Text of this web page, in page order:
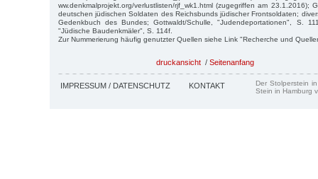
ww.denkmalprojekt.org/verlustlisten/rjf_wk1.html (zugegriffen am 23.1.2016);
deutschen jüdischen Soldaten des Reichsbunds jüdischer Frontsoldaten;
Gedenkbuch des Bundes; Gottwaldt/Schulle, "Judendeportationen", S.
"Jüdische Baudenkmäler", S. 114f.
Zur Nummerierung häufig genutzter Quellen siehe Link "Recherche und
druckansicht / Seitenanfang
IMPRESSUM / DATENSCHUTZ KONTAKT
Der Stolperstein
Stein in Hamburg